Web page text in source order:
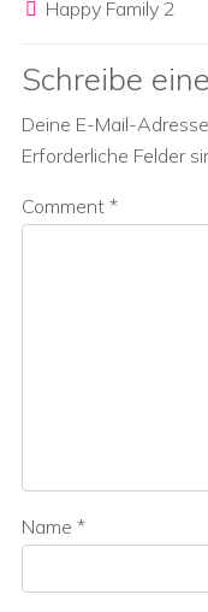
Happy Family 2
Schreibe
Deine E-Mail-
Erforderliche Felder
Comment *
Name *